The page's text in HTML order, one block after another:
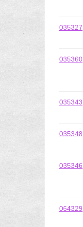
035327
035360
035343
035348
035346
064329